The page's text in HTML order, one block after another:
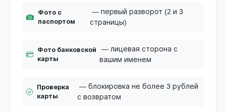
Фото с
паспортом
— первый разворот (2 и 3
страницы)
Фото банковской
карты
— лицевая сторона с
вашим именем
Проверка
карты
— блокировка не более 3 рублей
с возвратом